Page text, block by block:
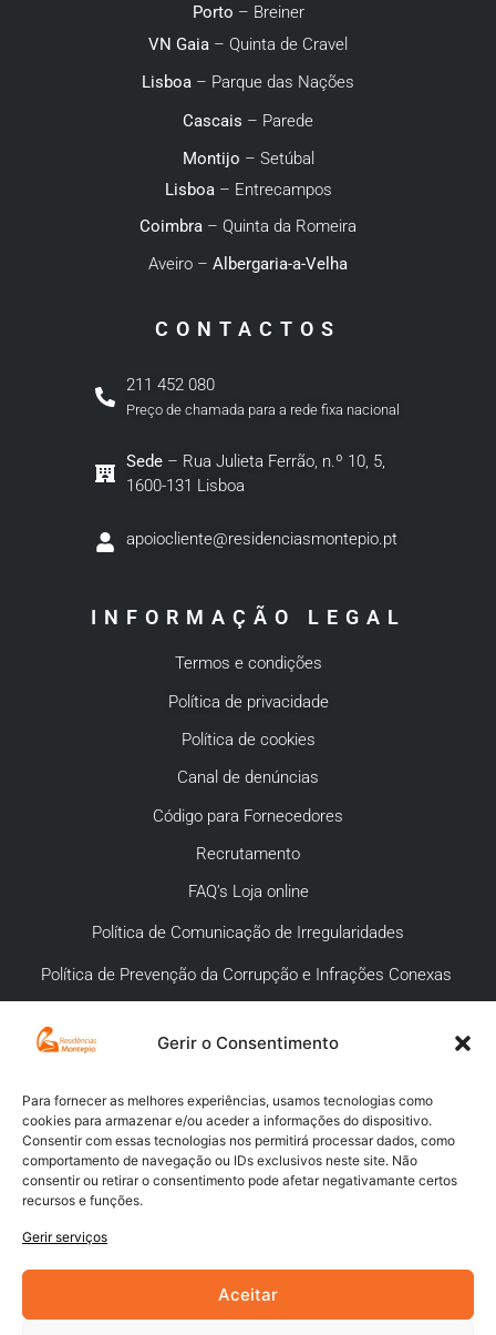
Gerir o Consentimento
Para fornecer as melhores experiências, usamos tecnologias como
cookies para armazenar e/ou aceder a informações do dispositivo.
Consentir com essas tecnologias nos permitirá processar dados, como
comportamento de navegação ou IDs exclusivos neste site. Não
consentir ou retirar o consentimento pode afetar negativamante certos
recursos e funções.
Gerir serviços
Aceitar
Porto – Breiner
VN Gaia– Quinta de Cravel
Lisboa – Parque das Nações
Cascais – Parede
Montijo – Setúbal
Lisboa– Entrecampos
Coimbra – Quinta da Romeira
Aveiro – Albergaria-a-Velha
CONTACTOS
211 452 080
Preço de chamada para a rede fixa nacional
Sede– Rua Julieta Ferrão, n.º 10, 5,
1600-131 Lisboa
apoiocliente@residenciasmontepio.pt
INFORMAÇÃO LEGAL
Termos e condições
Política de privacidade
Política de cookies
Canal de denúncias
Código para Fornecedores
Recrutamento
FAQ’s Loja online
Política de Comunicação de Irregularidades
Política de Prevenção da Corrupção e Infrações Conexas
APOIO AO CLIENTE
Meios de pagamento
Compra segura
Campanhas promocionais